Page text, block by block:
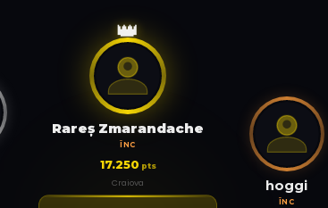
👑
Rareş Zmarandache
ÎNC
17.250 pts
Craiova hoggi
ÎNC